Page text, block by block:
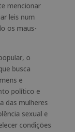
mencionar
leis num
os maus-
o
busca
e
político e
das mulheres
sexual e
condições